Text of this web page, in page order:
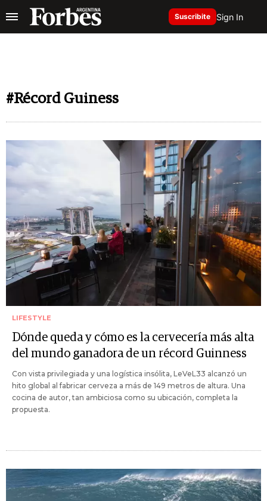
Suscribite Sign In
#Récord Guiness
LIFESTYLE
Dónde queda y cómo es la cervecería más alta
del mundo ganadora de un récord Guinness
Con vista privilegiada y una logística insólita, LeVeL33 alcanzó un
hito global al fabricar cerveza a más de 149 metros de altura. Una
cocina de autor, tan ambiciosa como su ubicación, completa la
propuesta.